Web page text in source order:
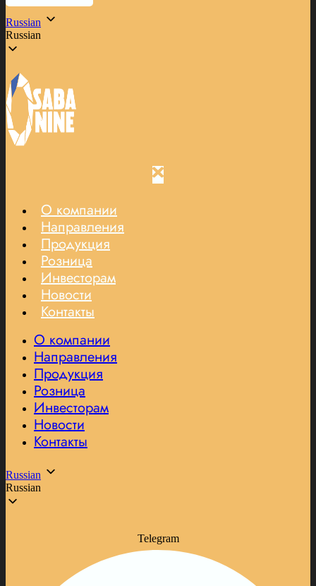
Russian
Russian
О компании
Направления
Продукция
Розница
Инвесторам
Новости
Контакты
О компании
Направления
Продукция
Розница
Инвесторам
Новости
Контакты
Russian
Russian
Telegram